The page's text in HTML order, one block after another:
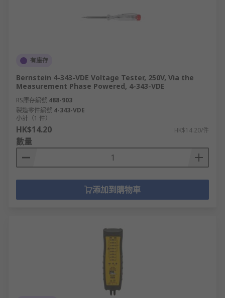
有庫存
Bernstein 4-343-VDE Voltage Tester, 250V, Via the
Measurement Phase Powered, 4-343-VDE
RS庫存編號 488-903
製造零件編號 4-343-VDE
小計（1 件）
HK$14.20 HK$14.20/件
數量
添加到購物車